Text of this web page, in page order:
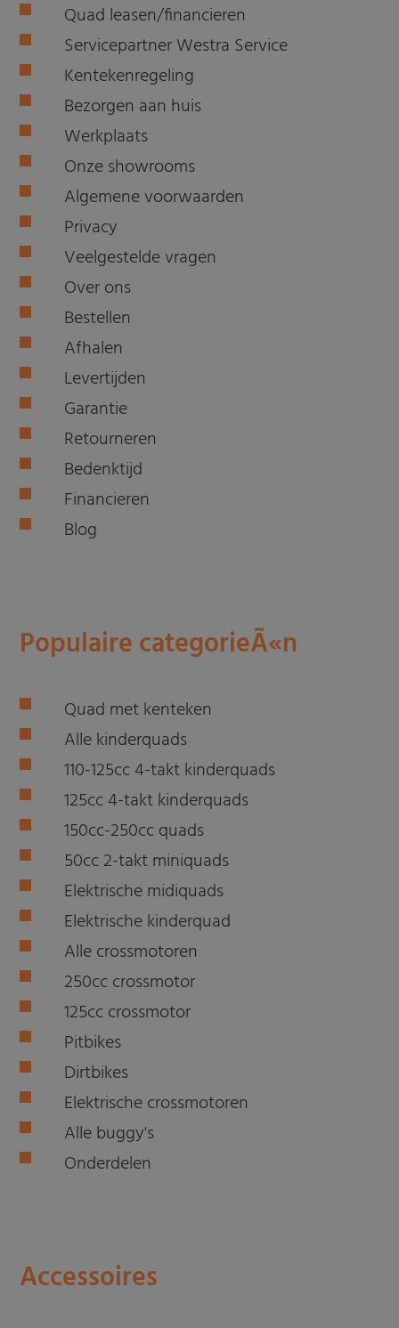
Quad leasen/financieren
Servicepartner Westra Service
Kentekenregeling
Bezorgen aan huis
Werkplaats
Onze showrooms
Algemene voorwaarden
Privacy
Veelgestelde vragen
Over ons
Bestellen
Afhalen
Levertijden
Garantie
Retourneren
Bedenktijd
Financieren
Blog
Populaire categorieÃ«n
Quad met kenteken
Alle kinderquads
110-125cc 4-takt kinderquads
125cc 4-takt kinderquads
150cc-250cc quads
50cc 2-takt miniquads
Elektrische midiquads
Elektrische kinderquad
Alle crossmotoren
250cc crossmotor
125cc crossmotor
Pitbikes
Dirtbikes
Elektrische crossmotoren
Alle buggy's
Onderdelen
Accessoires